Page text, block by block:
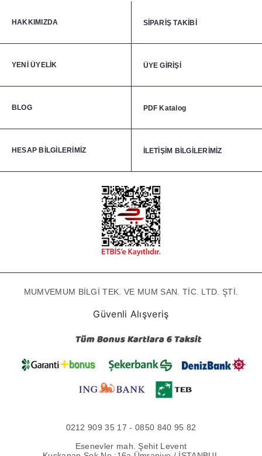
HAKKIMIZDA SİPARİŞ TAKİBİ
YENİ ÜYELİK ÜYE GİRİŞİ
BLOG PDF Katalog
HESAP BİLGİLERİMİZ İLETİŞİM BİLGİLERİMİZ
MUMVEMUM BİLGİ TEK. VE MUM SAN. TİC. LTD. ŞTİ.
Güvenli Alışveriş
0212 909 35 17 - 0850 840 95 82
Esenevler mah. Şehit Levent